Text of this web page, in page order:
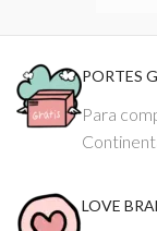
PORTES
Para
LOVE